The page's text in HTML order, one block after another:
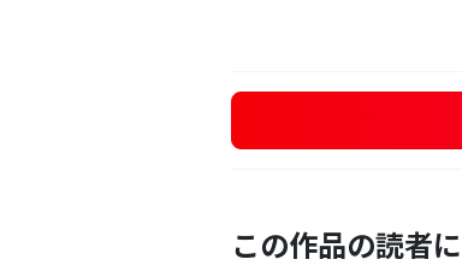
この作品の読者